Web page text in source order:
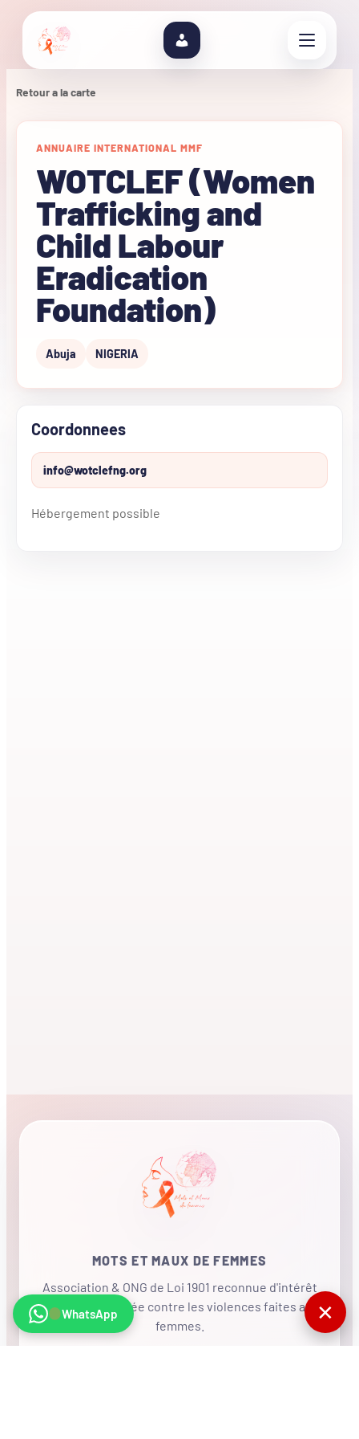
Retour a la carte
ANNUAIRE INTERNATIONAL MMF
WOTCLEF (Women
Trafficking and
Child Labour
Eradication
Foundation)
Abuja NIGERIA
Coordonnees
info@wotclefng.org
Hébergement possible
MOTS ET MAUX DE FEMMES
Association & ONG de Loi 1901 reconnue d'intérêt
général, mobilisée contre les violences faites aux
femmes.
WhatsApp ✕